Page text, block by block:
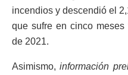
incendios y descendió el
que sufre en cinco
de 2021.
Asimismo,información